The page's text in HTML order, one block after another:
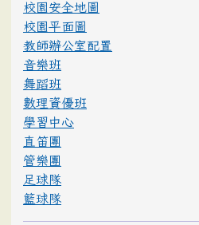
校園安全地圖
校園平面圖
教師辦公室配置
音樂班
舞蹈班
數理資優班
學習中心
直笛團
管樂團
足球隊
籃球隊